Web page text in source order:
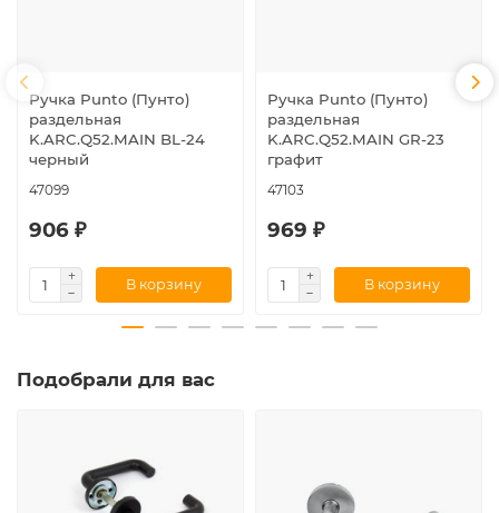
Ручка Punto (Пунто)
раздельная
K.ARC.Q52.MAIN BL-24
черный
47099
906 ₽
В корзину
Ручка Punto (Пунто)
раздельная
K.ARC.Q52.MAIN GR-23
графит
47103
969 ₽
В корзину
Подобрали для вас